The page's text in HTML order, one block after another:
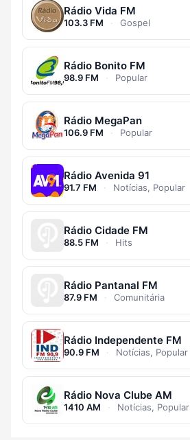
Rádio Vida FM
103.3 FM · Gospel
Rádio Bonito FM
98.9 FM · Popular
Rádio MegaPan
106.9 FM · Popular
Rádio Avenida 91
91.7 FM · Notícias, Popular
Rádio Cidade FM
88.5 FM · Hits
Rádio Pantanal FM
87.9 FM · Comunitária
Rádio Independente FM
90.9 FM · Notícias, Popular
Rádio Nova Clube AM
1410 AM · Notícias, Popular